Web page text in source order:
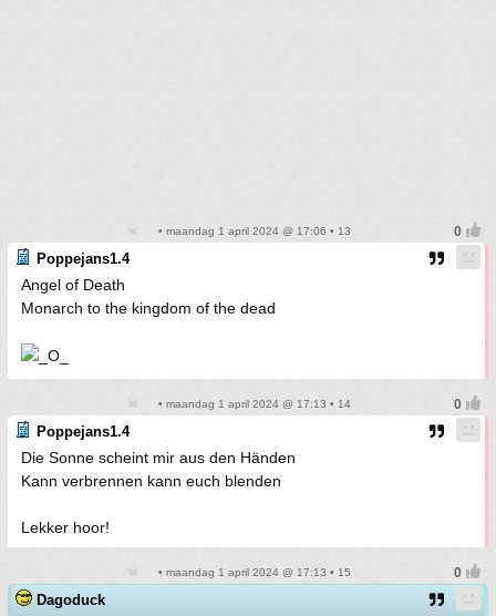
• maandag 1 april 2024 @ 17:06 • 13
Poppejans1.4
Angel of Death
Monarch to the kingdom of the dead
• maandag 1 april 2024 @ 17:13 • 14
Poppejans1.4
Die Sonne scheint mir aus den Händen
Kann verbrennen kann euch blenden
Lekker hoor!
• maandag 1 april 2024 @ 17:13 • 15
Dagoduck